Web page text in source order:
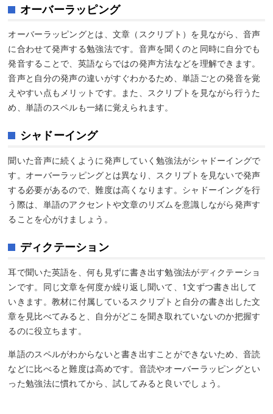
オーバーラッピング
オーバーラッピングとは、文章（スクリプト）を見ながら、音声
に合わせて発声する勉強法です。音声を聞くのと同時に自分でも
発音することで、英語ならではの発声方法などを理解できます。
音声と自分の発声の違いがすぐわかるため、単語ごとの発音を覚
えやすい点もメリットです。また、スクリプトを見ながら行うた
め、単語のスペルも一緒に覚えられます。
シャドーイング
聞いた音声に続くように発声していく勉強法がシャドーイングで
す。オーバーラッピングとは異なり、スクリプトを見ないで発声
する必要があるので、難度は高くなります。シャドーイングを行
う際は、単語のアクセントや文章のリズムを意識しながら発声す
ることを心がけましょう。
ディクテーション
耳で聞いた英語を、何も見ずに書き出す勉強法がディクテーショ
ンです。同じ文章を何度か繰り返し聞いて、1文ずつ書き出して
いきます。教材に付属しているスクリプトと自分の書き出した文
章を見比べてみると、自分がどこを聞き取れていないのか把握す
るのに役立ちます。
単語のスペルがわからないと書き出すことができないため、音読
などに比べると難度は高めです。音読やオーバーラッピングとい
った勉強法に慣れてから、試してみると良いでしょう。